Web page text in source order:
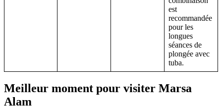
est
recommandée
pour les
longues
séances de
plongée avec
tuba.
Meilleur moment pour visiter Marsa
Alam